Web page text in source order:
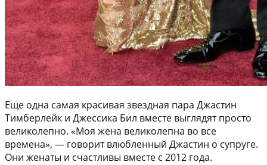
Еще одна самая красивая звездная пара Джастин
Тимберлейк и Джессика Бил вместе выглядят просто
великолепно. «Моя жена великолепна во все
времена», — говорит влюбленный Джастин о супруге.
Они женаты и счастливы вместе с 2012 года.